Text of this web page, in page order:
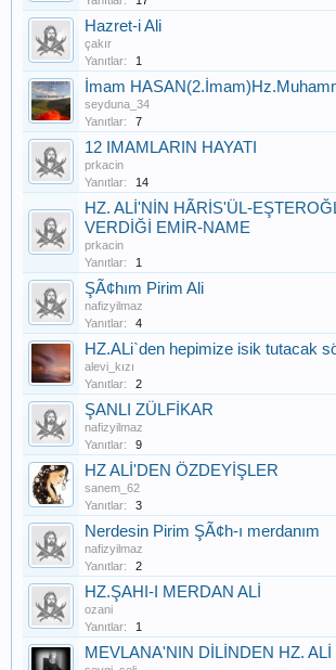
Hazret-i Ali
çakır
Yanıtlar:
1
İmam
seyduna_34
Yanıtlar:
7
12 IMAMLARIN HAYATI
prkacin
Yanıtlar:
14
HZ. ALİ'NİN HÃRİS'ÜL-
VERDİĞİ EMİR-NAME
prkacin
Yanıtlar:
1
ŞÃ¢hım Pirim Ali
nafizyilmaz
Yanıtlar:
4
HZ.ALi`den hepimize isik tutacak
alevi_kızı
Yanıtlar:
2
ŞANLI ZÜLFİKAR
nafizyilmaz
Yanıtlar:
9
HZ ALİ'DEN ÖZDEYİŞLER
sanem_62
Yanıtlar:
3
Nerdesin Pirim ŞÃ¢h-ı merdanım
nafizyilmaz
Yanıtlar:
2
HZ.ŞAHI-I MERDAN ALİ
ozani
Yanıtlar:
1
MEVLANA'NIN DİLİNDEN HZ. ALİ